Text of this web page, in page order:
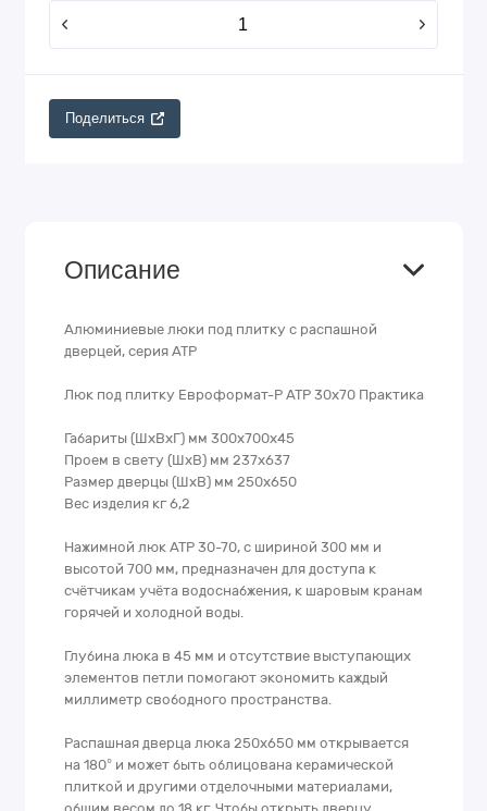
Поделиться
Описание
Алюминиевые люки под плитку с распашной
дверцей, серия АТР
Люк под плитку Евроформат-Р АТР 30х70 Практика
Габариты (ШхВхГ) мм 300х700х45
Проем в свету (ШхВ) мм 237х637
Размер дверцы (ШхВ) мм 250х650
Вес изделия кг 6,2
Нажимной люк АТР 30-70, с шириной 300 мм и
высотой 700 мм, предназначен для доступа к
счётчикам учёта водоснабжения, к шаровым кранам
горячей и холодной воды.
Глубина люка в 45 мм и отсутствие выступающих
элементов петли помогают экономить каждый
миллиметр свободного пространства.
Распашная дверца люка 250х650 мм открывается
на 180° и может быть облицована керамической
плиткой и другими отделочными материалами,